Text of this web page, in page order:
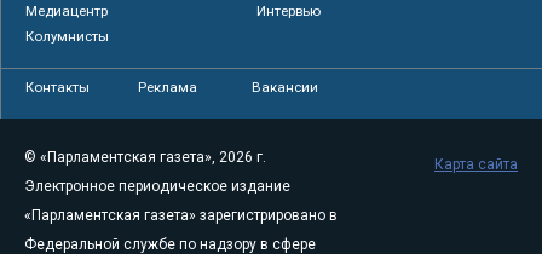
Медиацентр
Интервью
Колумнисты
Контакты Реклама Вакансии
© «Парламентская газета», 2026 г.
Электронное периодическое издание
«Парламентская газета» зарегистрировано в
Федеральной службе по надзору в сфере
Карта сайта